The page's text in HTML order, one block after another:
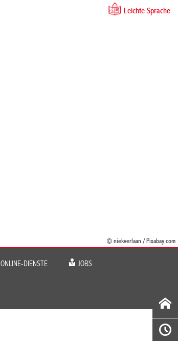
Leichte Sprache
© niekverlaan / Pixabay.com
ONLINE-DIENSTE JOBS